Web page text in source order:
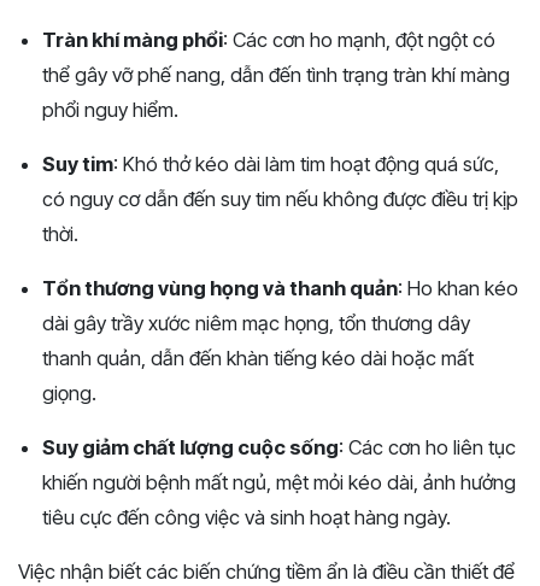
Tràn khí màng phổi: Các cơn ho mạnh, đột ngột có
thể gây vỡ phế nang, dẫn đến tình trạng tràn khí màng
phổi nguy hiểm.
Suy tim: Khó thở kéo dài làm tim hoạt động quá sức,
có nguy cơ dẫn đến suy tim nếu không được điều trị kịp
thời.
Tổn thương vùng họng và thanh quản: Ho khan kéo
dài gây trầy xước niêm mạc họng, tổn thương dây
thanh quản, dẫn đến khàn tiếng kéo dài hoặc mất
giọng.
Suy giảm chất lượng cuộc sống: Các cơn ho liên tục
khiến người bệnh mất ngủ, mệt mỏi kéo dài, ảnh hưởng
tiêu cực đến công việc và sinh hoạt hàng ngày.
Việc nhận biết các biến chứng tiềm ẩn là điều cần thiết để